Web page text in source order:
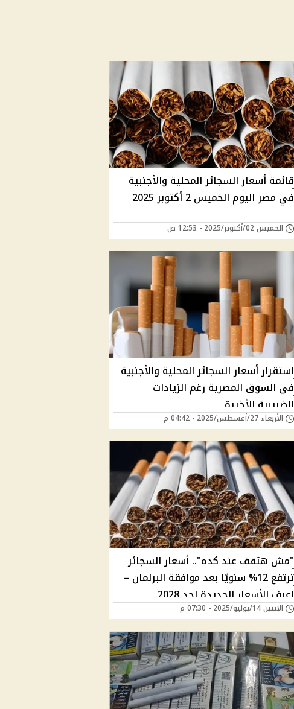
قائمة أسعار السجائر المحلية والأجنبية
في مصر اليوم الخميس 2 أكتوبر 2025
الخميس 02/أكتوبر/2025 - 12:53 ص
استقرار أسعار السجائر المحلية والأجنبية
في السوق المصرية رغم الزيادات
الضريبية الأخيرة
الأربعاء 27/أغسطس/2025 - 04:42 م
"مش هتقف عند كده".. أسعار السجائر
ترتفع 12% سنويًا بعد موافقة البرلمان –
اعرف الأسعار الجديدة لحد 2028
الإثنين 14/يوليو/2025 - 07:30 م